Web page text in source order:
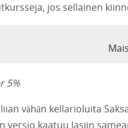
jos sellainen
5%
vähän kellarioluita
versio kaatuu lasiin